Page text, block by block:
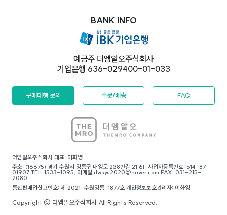
더엠알오주식회사 대표: 이화영
주소: (16675) 경기 수원시 영통구 매영로 238번길 21 6F 사업자등록번호: 514-87-
01907 TEL: 1533-1095, 이메일:dwsys2020@naver.com FAX: 031-215-
2080
통신판매업신고번호: 제 2021-수원영통-1877호 개인정보보호관리자: 이화영
Copyright © 더엠알오주식회사 All Rights Reserved.
BANK INFO
예금주 더엠알오주식회사
기업은행 636-029400-01-033
구매대행 문의 주문/배송 FAQ